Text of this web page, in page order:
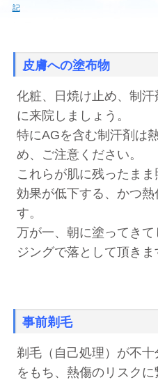
記
皮膚への塗布物
化粧、日焼け止め、制
に来院しましょう。
特にAGを含む制汗剤は
め、ご注意ください。
これらが肌に残ったま
効果が低下する、かつ
す。
万が一、朝に塗ってき
ジングで落として頂きま
事前剃毛
剃毛（自己処理）が不
をもち、熱傷のリスクに